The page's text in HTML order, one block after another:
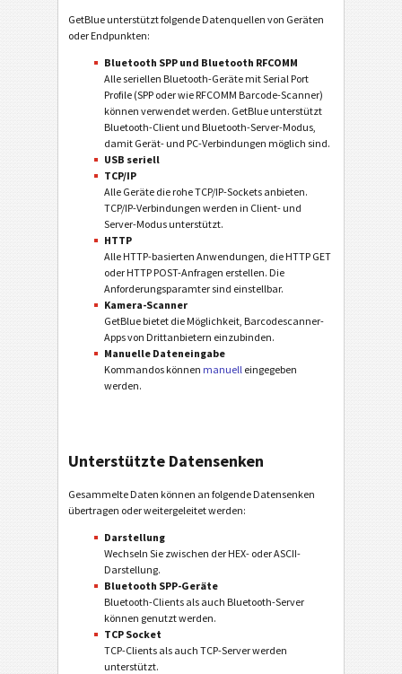
GetBlue unterstützt folgende Datenquellen von Geräten
oder Endpunkten:
Bluetooth SPP und Bluetooth RFCOMM
Alle seriellen Bluetooth-Geräte mit Serial Port
Profile (SPP oder wie RFCOMM Barcode-Scanner)
können verwendet werden. GetBlue unterstützt
Bluetooth-Client und Bluetooth-Server-Modus,
damit Gerät- und PC-Verbindungen möglich sind.
USB seriell
TCP/IP
Alle Geräte die rohe TCP/IP-Sockets anbieten.
TCP/IP-Verbindungen werden in Client- und
Server-Modus unterstützt.
HTTP
Alle HTTP-basierten Anwendungen, die HTTP GET
oder HTTP POST-Anfragen erstellen. Die
Anforderungsparamter sind einstellbar.
Kamera-Scanner
GetBlue bietet die Möglichkeit, Barcodescanner-
Apps von Drittanbietern einzubinden.
Manuelle Dateneingabe
Kommandos können manuell eingegeben
werden.
Unterstützte Datensenken
Gesammelte Daten können an folgende Datensenken
übertragen oder weitergeleitet werden:
Darstellung
Wechseln Sie zwischen der HEX- oder ASCII-
Darstellung.
Bluetooth SPP-Geräte
Bluetooth-Clients als auch Bluetooth-Server
können genutzt werden.
TCP Socket
TCP-Clients als auch TCP-Server werden
unterstützt.